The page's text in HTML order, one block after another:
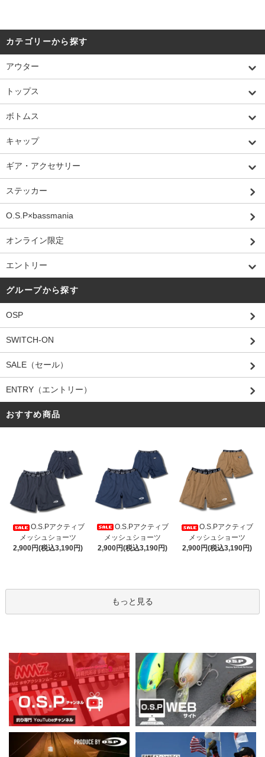
カテゴリーから探す
アウター
トップス
ボトムス
キャップ
ギア・アクセサリー
ステッカー
O.S.P×bassmania
オンライン限定
エントリー
グループから探す
OSP
SWITCH-ON
SALE（セール）
ENTRY（エントリー）
おすすめ商品
O.S.Pアクティブ
メッシュショーツ
2,900円(税込3,190円)
O.S.Pアクティブ
メッシュショーツ
2,900円(税込3,190円)
O.S.Pアクティブ
メッシュショーツ
2,900円(税込3,190円)
もっと見る